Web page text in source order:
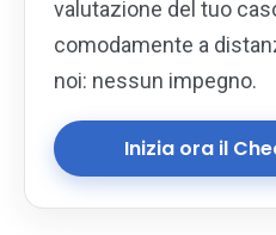
valutazione del tuo
comodamente a
noi: nessun impegno.
Inizia ora il